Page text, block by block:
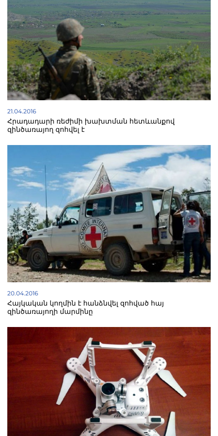
21.04.2016
Հրադադարի ռեժիմի խախտման հետևանքով
զինծառայող զոհվել է
20.04.2016
Հայկական կողմին է հանձնվել զոհված հայ
զինծառայողի մարմինը